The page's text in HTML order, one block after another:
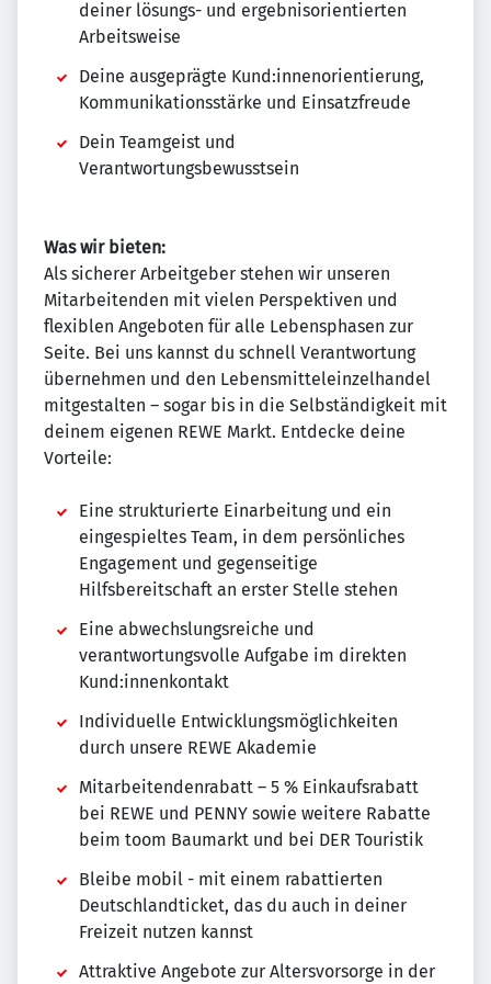
deiner lösungs- und ergebnisorientierten
Arbeitsweise
Deine ausgeprägte Kund:innenorientierung,
Kommunikationsstärke und Einsatzfreude
Dein Teamgeist und
Verantwortungsbewusstsein
Was wir bieten:
Als sicherer Arbeitgeber stehen wir unseren
Mitarbeitenden mit vielen Perspektiven und
flexiblen Angeboten für alle Lebensphasen zur
Seite. Bei uns kannst du schnell Verantwortung
übernehmen und den Lebensmitteleinzelhandel
mitgestalten – sogar bis in die Selbständigkeit mit
deinem eigenen REWE Markt. Entdecke deine
Vorteile:
Eine strukturierte Einarbeitung und ein
eingespieltes Team, in dem persönliches
Engagement und gegenseitige
Hilfsbereitschaft an erster Stelle stehen
Eine abwechslungsreiche und
verantwortungsvolle Aufgabe im direkten
Kund:innenkontakt
Individuelle Entwicklungsmöglichkeiten
durch unsere REWE Akademie
Mitarbeitendenrabatt – 5 % Einkaufsrabatt
bei REWE und PENNY sowie weitere Rabatte
beim toom Baumarkt und bei DER Touristik
Bleibe mobil - mit einem rabattierten
Deutschlandticket, das du auch in deiner
Freizeit nutzen kannst
Attraktive Angebote zur Altersvorsorge in der